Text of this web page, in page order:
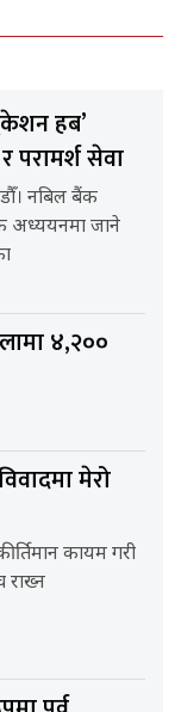
हब’
परामर्श सेवा
नबिल बैंक
अध्ययनमा जाने
४,२००
मेरो
कायम गरी
राख्न